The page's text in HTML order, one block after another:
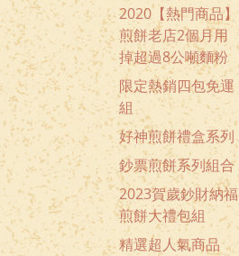
2020【熱門商品】
煎餅老店2個月用
掉超過8公噸麵粉
限定熱銷四包免運
組
好神煎餅禮盒系列
鈔票煎餅系列組合
2023賀歲鈔財納福
煎餅大禮包組
精選超人氣商品